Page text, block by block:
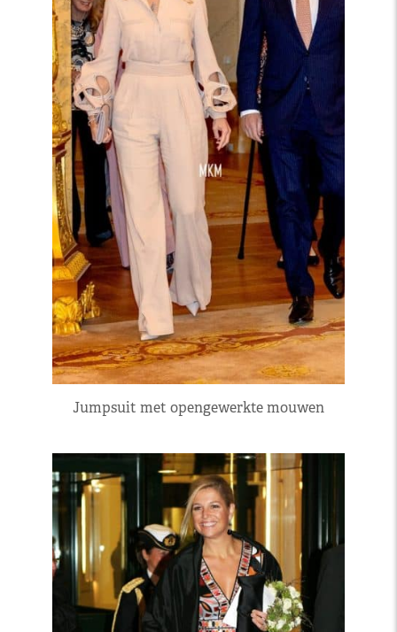
Jumpsuit met opengewerkte mouwen